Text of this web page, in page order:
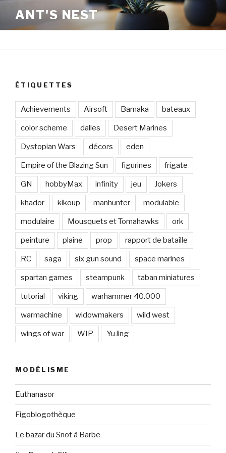
contenu
ANT'S NEST
ÉTIQUETTES
Achievements Airsoft Bamaka bateaux
color scheme dalles Desert Marines
Dystopian Wars décors eden
Empire of the Blazing Sun figurines frigate
GN hobbyMax infinity jeu Jokers
khador kikoup manhunter modulable
modulaire Mousquets et Tomahawks ork
peinture plaine prop rapport de bataille
RC saga six gun sound space marines
spartan games steampunk taban miniatures
tutorial viking warhammer 40.000
warmachine widowmakers wild west
wings of war WIP YuJing
MODÉLISME
Euthanasor
Figoblogothèque
Le bazar du Snot à Barbe